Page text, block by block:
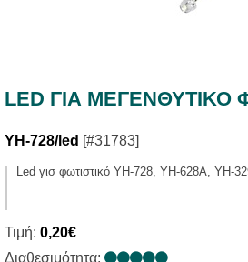
LED ΓΙΑ ΜΕΓΕΝΘΥΤΙΚΟ
YH-728/led [#31783]
Led γισ φωτιστικό YH-728, YH-628A, YH-
Τιμή: 0,20€
Διαθεσιμότητα: